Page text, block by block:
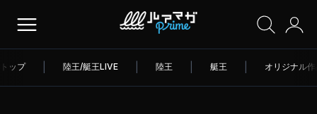
トップ 陸王/艇王LIVE 陸王 艇王 オリジナル